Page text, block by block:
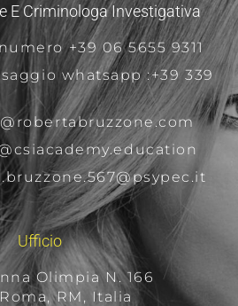
E Criminologa Investigativa
+39 06 5655 9311
whatsapp :+39 339
Ufficio
Olimpia N. 166
RM, Italia